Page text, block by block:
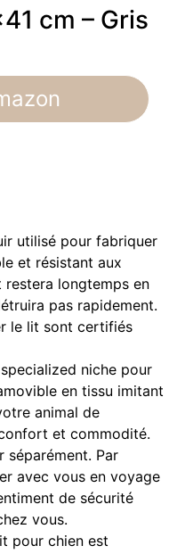
cm – Gris
utilisé pour fabriquer
et résistant aux
restera longtemps en
pas rapidement.
le lit sont certifiés
niche pour
en tissu imitant
animal de
et commodité.
séparément. Par
avec vous en voyage
de sécurité
vous.
pour chien est